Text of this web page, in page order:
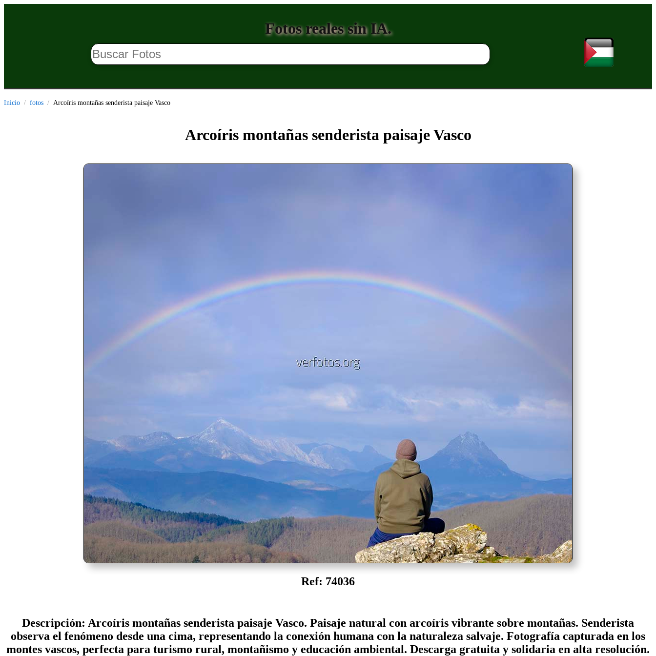
Fotos reales sin IA.
Inicio fotos Arcoíris montañas senderista paisaje Vasco
Arcoíris montañas senderista paisaje Vasco
Ref: 74036
Descripción: Arcoíris montañas senderista paisaje Vasco. Paisaje natural con arcoíris vibrante sobre montañas. Senderista
observa el fenómeno desde una cima, representando la conexión humana con la naturaleza salvaje. Fotografía capturada en los
montes vascos, perfecta para turismo rural, montañismo y educación ambiental. Descarga gratuita y solidaria en alta resolución.